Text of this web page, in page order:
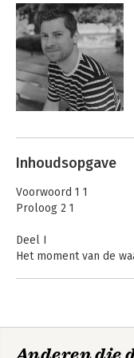
Inhoudsopgave
Voorwoord 1 1
Proloog 2 1
Deel I
Het moment van de
Huisje, boompje, baby